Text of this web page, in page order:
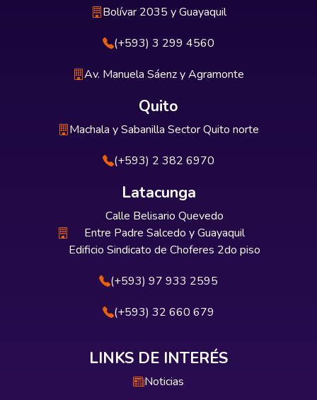
Bolívar 2035 y Guayaquil
(+593) 3 299 4560
Av. Manuela Sáenz y Agramonte
Quito
Machala y Sabanilla Sector Quito norte
(+593) 2 382 6970
Latacunga
Calle Belisario Quevedo
Entre Padre Salcedo y Guayaquil
Edificio Sindicato de Choferes 2do piso
(+593) 97 933 2595
(+593) 32 660 679
LINKS DE INTERÉS
Noticias